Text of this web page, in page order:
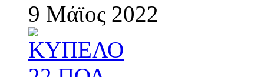
9 Μάϊος 2022